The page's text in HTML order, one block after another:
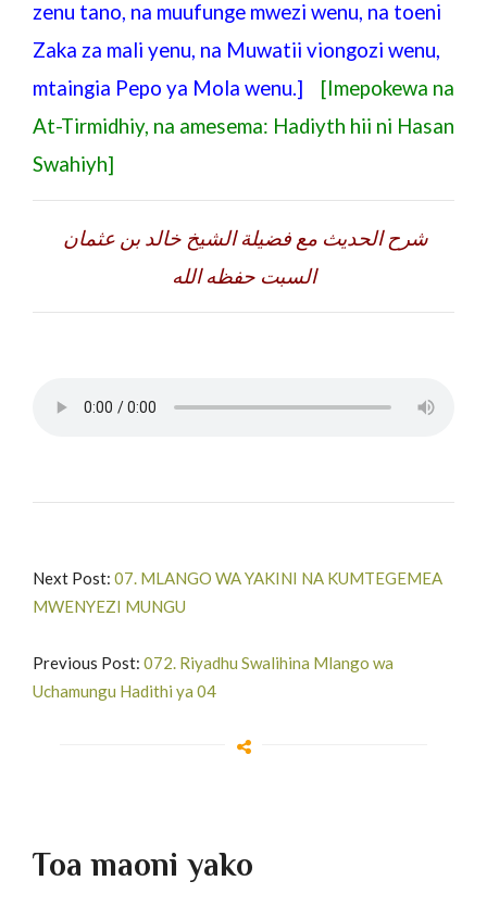
zenu tano, na muufunge mwezi wenu, na toeni
Zaka za mali yenu, na Muwatii viongozi wenu,
mtaingia Pepo ya Mola wenu.]
[Imepokewa na
At-Tirmidhiy, na amesema: Hadiyth hii ni Hasan
Swahiyh]
السبت حفظه الله
Next Post: 07. MLANGO WA YAKINI NA KUMTEGEMEA
MWENYEZI MUNGU
Previous Post: 072. Riyadhu Swalihina Mlango wa
Uchamungu Hadithi ya 04
Toa maoni yako